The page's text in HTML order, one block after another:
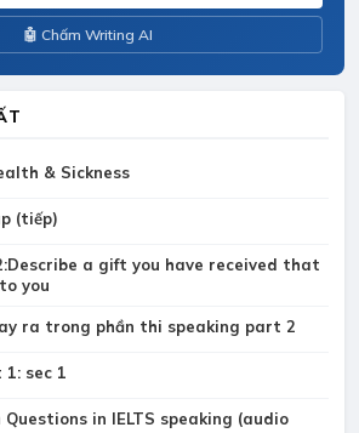
🤖 Chấm Writing AI
& Sickness
(tiếp)
a gift you have received that
you
ra trong phần thi speaking part 2
Unit 1: sec 1
Questions in IELTS speaking (audio